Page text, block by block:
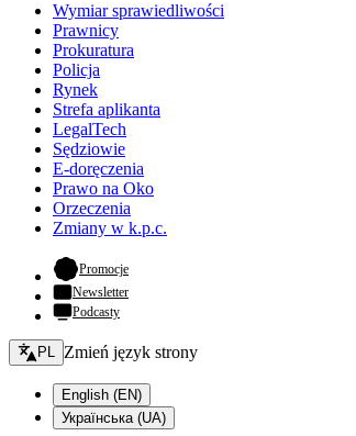
Wymiar sprawiedliwości
Prawnicy
Prokuratura
Policja
Rynek
Strefa aplikanta
LegalTech
Sędziowie
E-doręczenia
Prawo na Oko
Orzeczenia
Zmiany w k.p.c.
Promocje- otwiera się w nowej karcie
Newsletter
Podcasty
Zmień język - bieżący:
PL Zmień język strony
English (EN)
Українська (UA)